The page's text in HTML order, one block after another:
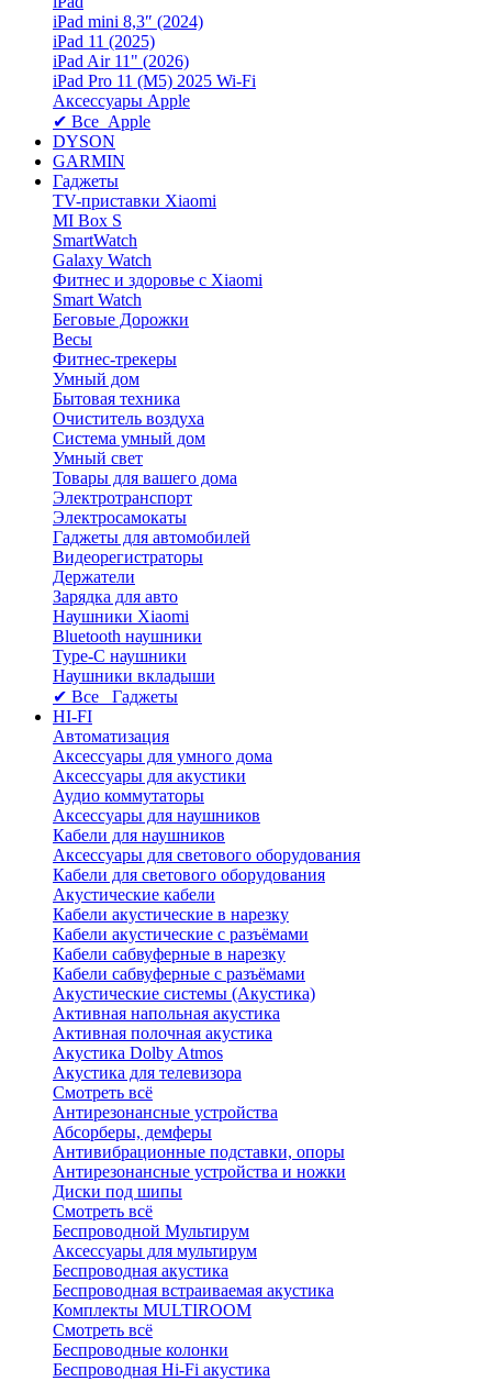
iPad mini 8,3″ (2024)
iPad 11 (2025)
iPad Air 11" (2026)
iPad Pro 11 (M5) 2025 Wi-Fi
Аксессуары Apple
✔ Все Apple
DYSON
GARMIN
Гаджеты
TV-приставки Xiaomi
MI Box S
SmartWatch
Galaxy Watch
Фитнес и здоровье с Xiaomi
Smart Watch
Беговые Дорожки
Весы
Фитнес-трекеры
Умный дом
Бытовая техника
Очиститель воздуха
Система умный дом
Умный свет
Товары для вашего дома
Электротранспорт
Электросамокаты
Гаджеты для автомобилей
Видеорегистраторы
Держатели
Зарядка для авто
Наушники Xiaomi
Bluetooth наушники
Type-C наушники
Наушники вкладыши
✔ Все Гаджеты
HI-FI
Автоматизация
Аксессуары для умного дома
Аксессуары для акустики
Аудио коммутаторы
Аксессуары для наушников
Кабели для наушников
Аксессуары для светового оборудования
Кабели для светового оборудования
Акустические кабели
Кабели акустические в нарезку
Кабели акустические с разъёмами
Кабели сабвуферные в нарезку
Кабели сабвуферные с разъёмами
Акустические системы (Акустика)
Активная напольная акустика
Активная полочная акустика
Акустика Dolby Atmos
Акустика для телевизора
Смотреть всё
Антирезонансные устройства
Абсорберы, демферы
Антивибрационные подставки, опоры
Антирезонансные устройства и ножки
Диски под шипы
Смотреть всё
Беспроводной Мультирум
Аксессуары для мультирум
Беспроводная акустика
Беспроводная встраиваемая акустика
Комплекты MULTIROOM
Смотреть всё
Беспроводные колонки
Беспроводная Hi-Fi акустика